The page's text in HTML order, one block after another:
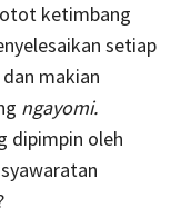
ketimbang
setiap
makian
ngayomi.
dipimpin oleh